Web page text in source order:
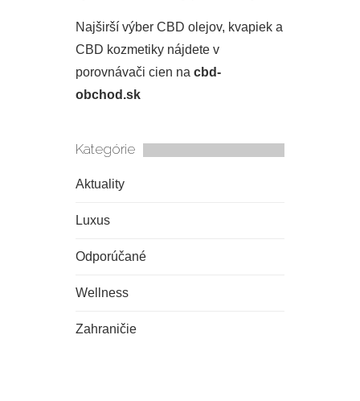
Najširší výber CBD olejov, kvapiek a
CBD kozmetiky nájdete v
porovnávači cien na cbd-
obchod.sk
Kategórie
Aktuality
Luxus
Odporúčané
Wellness
Zahraničie